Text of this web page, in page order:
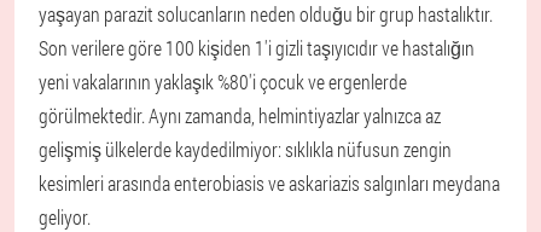
yaşayan parazit solucanların neden olduğu bir grup hastalıktır.
Son verilere göre 100 kişiden 1'i gizli taşıyıcıdır ve hastalığın
yeni vakalarının yaklaşık %80'i çocuk ve ergenlerde
görülmektedir. Aynı zamanda, helmintiyazlar yalnızca az
gelişmiş ülkelerde kaydedilmiyor: sıklıkla nüfusun zengin
kesimleri arasında enterobiasis ve askariazis salgınları meydana
geliyor.